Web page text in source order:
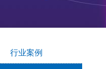
行业案例